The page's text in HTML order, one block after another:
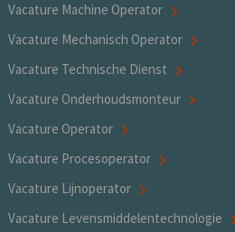
Vacature Machine Operator
Vacature Mechanisch Operator
Vacature Technische Dienst
Vacature Onderhoudsmonteur
Vacature Operator
Vacature Procesoperator
Vacature Lijnoperator
Vacature Levensmiddelentechnologie